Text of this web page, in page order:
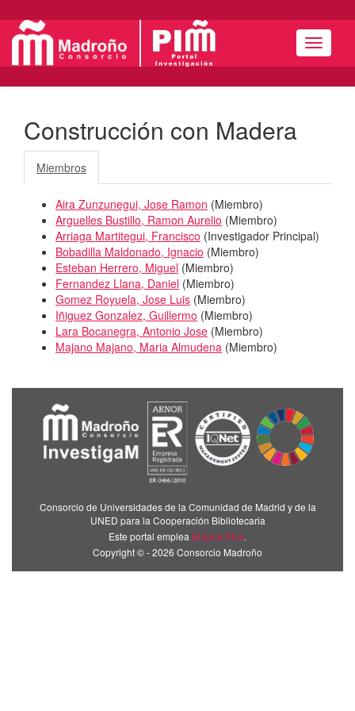
Menú
Construcción con Madera
Miembros
Aira Zunzunegui, Jose Ramon (Miembro)
Arguelles Bustillo, Ramon Aurelio (Miembro)
Arriaga Martitegui, Francisco (Investigador Principal)
Bobadilla Maldonado, Ignacio (Miembro)
Esteban Herrero, Miguel (Miembro)
Fernandez Llana, Daniel (Miembro)
Gomez Royuela, Jose Luis (Miembro)
Iñiguez Gonzalez, Guillermo (Miembro)
Lara Bocanegra, Antonio Jose (Miembro)
Majano Majano, Maria Almudena (Miembro)
Consorcio de Universidades de la Comunidad de Madrid y de la
UNED para la Cooperación Bibliotecaria
Este portal emplea Brújula Plus.
Copyright © - 2026 Consorcio Madroño